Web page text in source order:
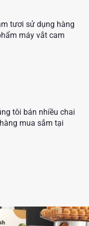
tươi sử dụng hàng
máy vắt cam
tôi bán nhiều chai
mua sắm tại